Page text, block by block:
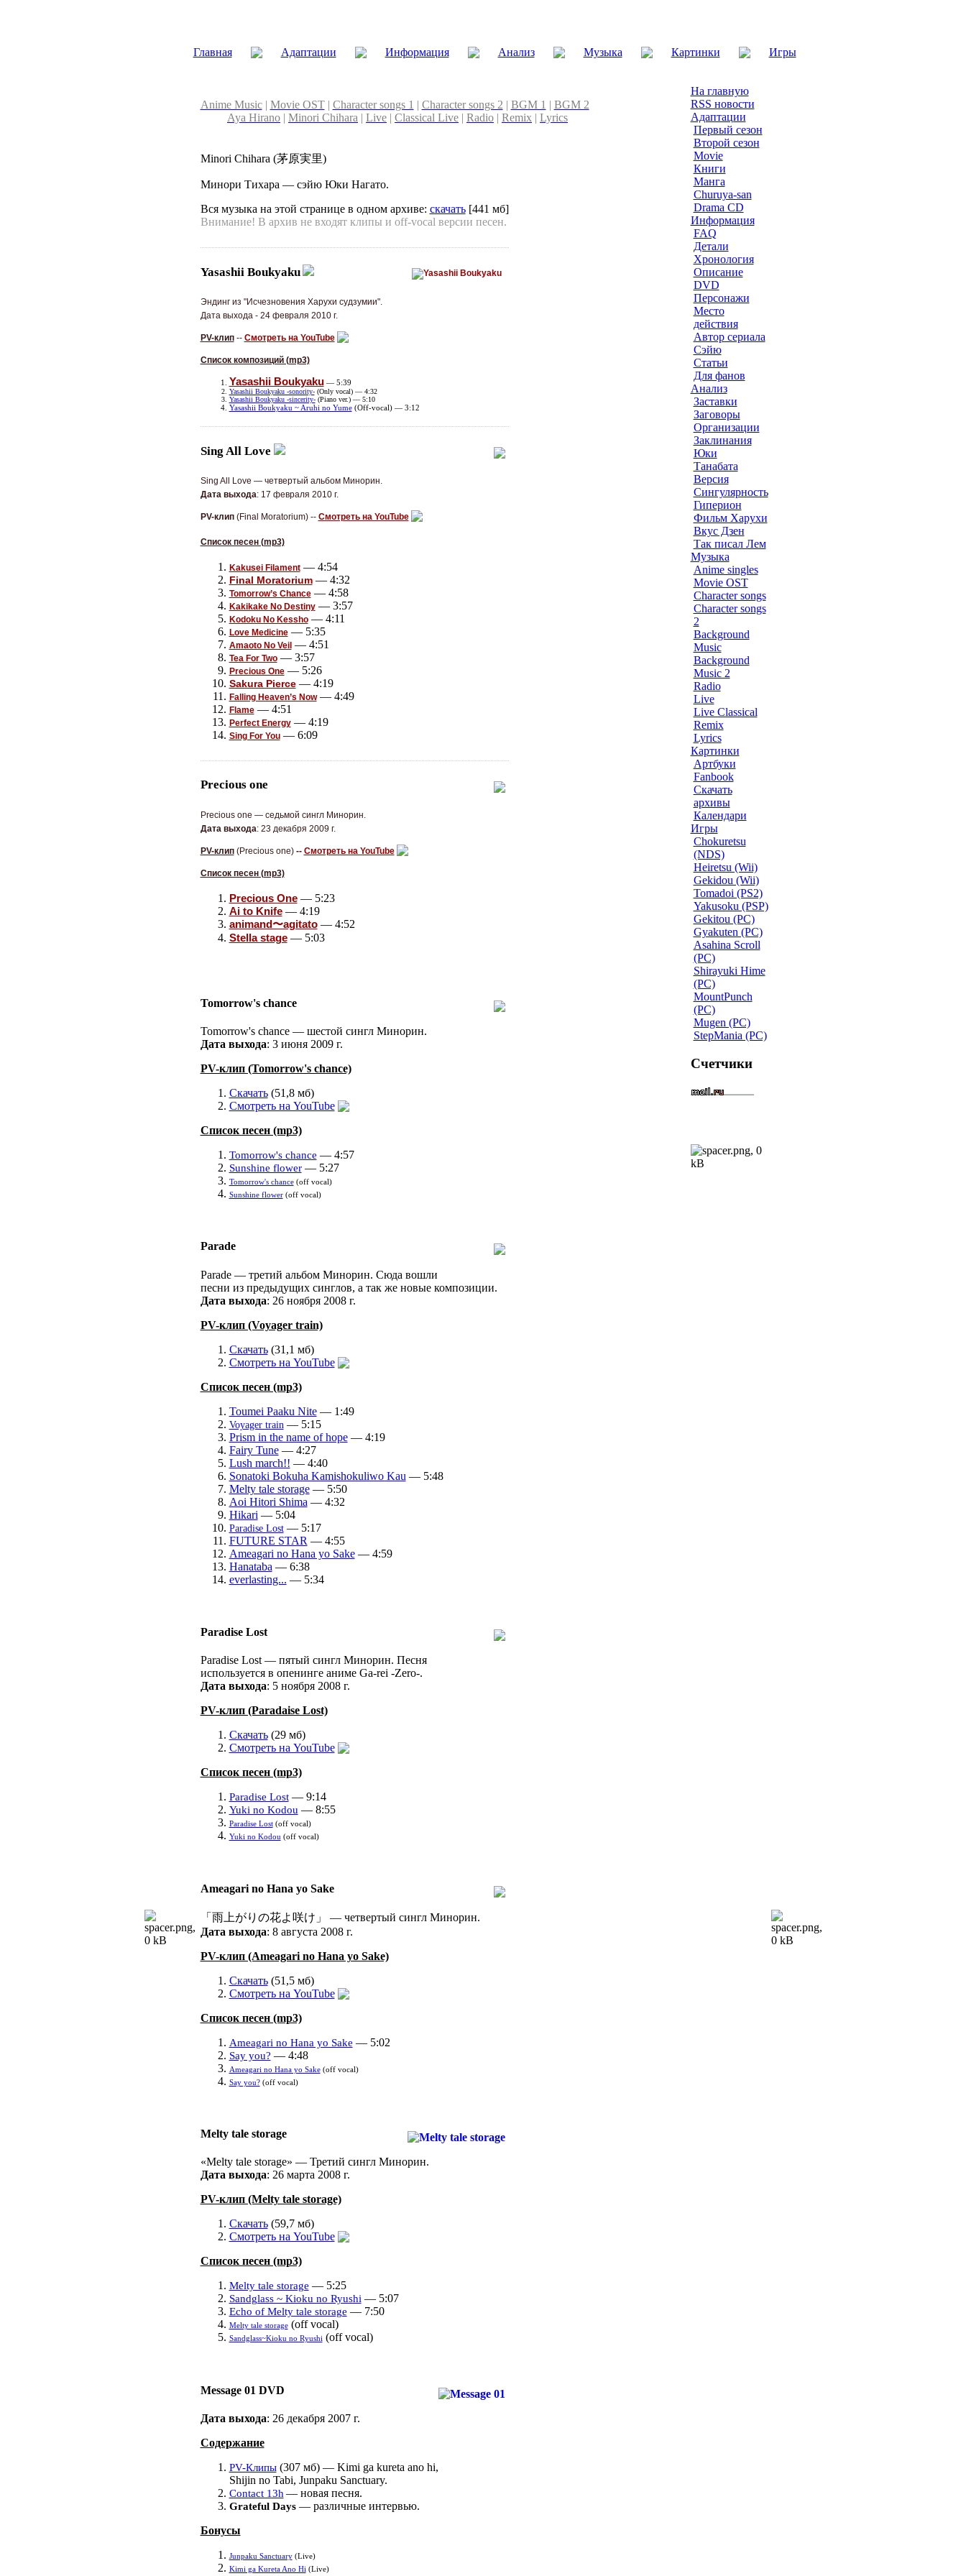
Главная Адаптации Информация Анализ Музыка Картинки Игры
Anime Music | Movie OST| Character songs 1 | Character songs 2 | BGM 1 | BGM 2
Aya Hirano | Minori Chihara | Live | Classical Live | Radio | Remix | Lyrics
Minori Chihara (茅原実里)
Минори Тихара — сэйю Юки Нагато.
Вся музыка на этой странице в одном архиве: скачать [441 мб]
Внимание! В архив не входят клипы и off-vocal версии песен.
Yasashii Boukyaku
Эндинг из "Исчезновения Харухи судзумии".
Дата выхода - 24 февраля 2010 г.
PV-клип -- Смотреть на YouTube
Список композиций (mp3)
Yasashii Boukyaku —5:39
Yasashii Boukyaku -sonority-(Only vocal) — 4:32
Yasashii Boukyaku -sincerity-(Piano ver.) — 5:10
Yasashii Boukyaku ~ Aruhi no Yume(Off-vocal) — 3:12
Sing All Love
Sing All Love — четвертый альбом Минорин.
Дата выхода: 17 февраля 2010 г.
PV-клип (Final Moratorium) -- Смотреть на YouTube
Список песен (mp3)
Kakusei Filament— 4:54
Final Moratorium— 4:32
Tomorrow’s Chance— 4:58
Kakikake No Destiny— 3:57
Kodoku No Kessho— 4:11
Love Medicine— 5:35
Amaoto No Veil— 4:51
Tea For Two— 3:57
Precious One— 5:26
Sakura Pierce— 4:19
Falling Heaven’s Now— 4:49
Flame— 4:51
Perfect Energy— 4:19
Sing For You— 6:09
Precious one
Precious one — седьмой сингл Минорин.
Дата выхода: 23 декабря 2009 г.
PV-клип(Precious one) -- Смотреть на YouTube
Список песен (mp3)
Precious One— 5:23
Ai to Knife— 4:19
animand〜agitato— 4:52
Stella stage— 5:03
Tomorrow's chance
Tomorrow's chance — шестой сингл Минорин.
Дата выхода: 3 июня 2009 г.
PV-клип (Tomorrow's chance)
Скачать(51,8 мб)
Смотреть на YouTube
Список песен (mp3)
Tomorrow's chance — 4:57
Sunshine flower— 5:27
Tomorrow's chance(off vocal)
Sunshine flower(off vocal)
Parade
Parade — третий альбом Минорин. Сюда вошли
песни из предыдущих синглов, а так же новые композиции.
Дата выхода: 26 ноября 2008 г.
PV-клип (Voyager train)
Скачать(31,1 мб)
Смотреть на YouTube
Список песен (mp3)
Toumei Paaku Nite— 1:49
Voyager train — 5:15
Prism in the name of hope— 4:19
Fairy Tune— 4:27
Lush march!! — 4:40
Sonatoki Bokuha Kamishokuliwo Kau — 5:48
Melty tale storage— 5:50
Aoi Hitori Shima — 4:32
Hikari — 5:04
Paradise Lost— 5:17
FUTURE STAR — 4:55
Ameagari no Hana yo Sake— 4:59
Hanataba — 6:38
everlasting... — 5:34
Paradise Lost
Paradise Lost — пятый сингл Минорин. Песня
используется в опенинге аниме Ga-rei -Zero-.
Дата выхода: 5 ноября 2008 г.
PV-клип (Paradaise Lost)
Скачать(29 мб)
Смотреть на YouTube
Список песен (mp3)
Paradise Lost— 9:14
Yuki no Kodou — 8:55
Paradise Lost(off vocal)
Yuki no Kodou(off vocal)
Ameagari no Hana yo Sake
「雨上がりの花よ咲け」 — четвертый сингл Минорин.
Дата выхода: 8 августа 2008 г.
PV-клип (Ameagari no Hana yo Sake)
Скачать(51,5 мб)
Смотреть на YouTube
Список песен (mp3)
Ameagari no Hana yo Sake — 5:02
Say you? — 4:48
Ameagari no Hana yo Sake(off vocal)
Say you?(off vocal)
Melty tale storage
«Melty tale storage» — Третий сингл Минорин.
Дата выхода: 26 марта 2008 г.
PV-клип (Melty tale storage)
Скачать(59,7 мб)
Смотреть на YouTube
Список песен (mp3)
Melty tale storage — 5:25
Sandglass ~ Kioku no Ryushi — 5:07
Echo of Melty tale storage — 7:50
Melty tale storage(off vocal)
Sandglass~Kioku no Ryushi (off vocal)
Message 01 DVD
Дата выхода: 26 декабря 2007 г.
Содержание
PV-Клипы(307 мб) — Kimi ga kureta ano hi,
Shijin no Tabi, Junpaku Sanctuary.
Contact 13h — новая песня.
Grateful Days— различные интервью.
Бонусы
Junpaku Sanctuary(Live)
Kimi ga Kureta Ano Hi (Live)
На главную
RSS новости
Адаптации
Первый сезон
Второй сезон
Movie
Книги
Манга
Churuya-san
Drama CD
Информация
FAQ
Детали
Хронология
Описание
DVD
Персонажи
Место
действия
Автор сериала
Сэйю
Статьи
Для фанов
Анализ
Заставки
Заговоры
Организации
Заклинания
Юки
Танабата
Версия
Сингулярность
Гиперион
Фильм Харухи
Вкус Дзен
Так писал Лем
Музыка
Anime singles
Movie OST
Character songs
Character songs
2
Background
Music
Background
Music 2
Radio
Live
Live Classical
Remix
Lyrics
Картинки
Артбуки
Fanbook
Скачать
архивы
Календари
Игры
Chokuretsu
(NDS)
Heiretsu (Wii)
Gekidou (Wii)
Tomadoi (PS2)
Yakusoku (PSP)
Gekitou (PC)
Gyakuten (PC)
Asahina Scroll
(PC)
Shirayuki Hime
(PC)
MountPunch
(PC)
Mugen (PC)
StepMania (PC)
Счетчики